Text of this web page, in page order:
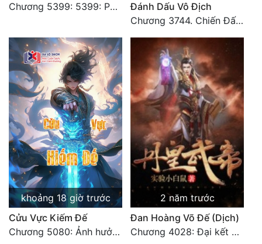
Chương 5399: 5399: Phá giải
Đánh Dấu Vô Địch
Chương 3744. Chiến Đấu nghiền ép, Cực Thiên Chỉ Chủ (Đại Kết Cục)
khoảng 18 giờ trước
Cửu Vực Kiếm Đế
Chương 5080: Ảnh hưởng
2 năm trước
Đan Hoàng Võ Đế (Dịch)
Chương 4028: Đại kết cục, sau này không gặp lại (2)